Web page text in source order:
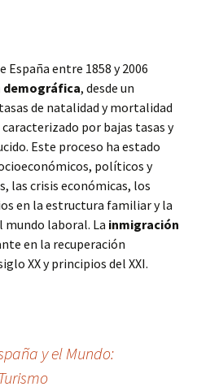
España entre 1858 y 2006
demográfica, desde un
de natalidad y mortalidad
por bajas tasas y
Este proceso ha estado
políticos y
las crisis económicas, los
en la estructura familiar y la
mundo laboral. La inmigración
en la recuperación
XX y principios del XXI.
y el Mundo: